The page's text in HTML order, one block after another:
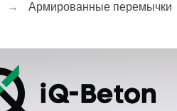
→ Армированные перемычки